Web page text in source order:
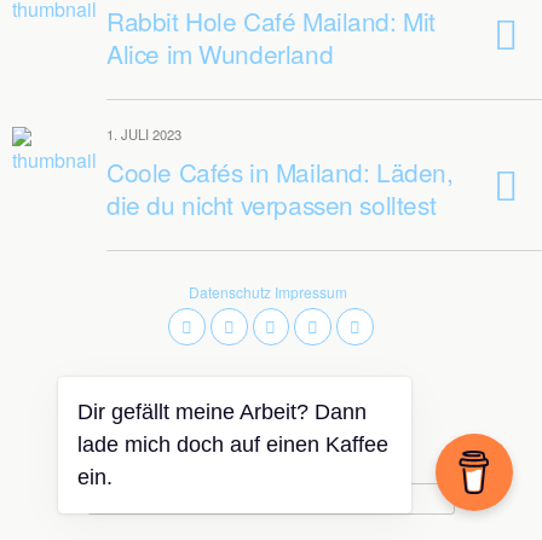
Rabbit Hole Café Mailand: Mit
Alice im Wunderland
1. JULI 2023
Coole Cafés in Mailand: Läden,
die du nicht verpassen solltest
Datenschutz Impressum
Zum Seitenanfang
Dir gefällt meine Arbeit? Dann
lade mich doch auf einen Kaffee
ein.